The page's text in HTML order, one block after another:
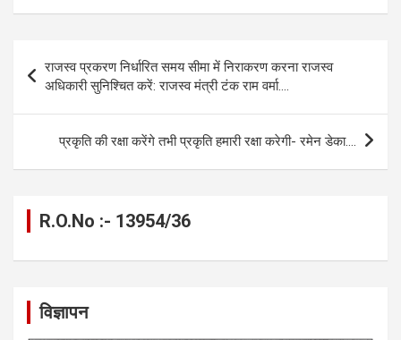
ce
o
o
k
se
g
er
at
s
A
p
p
e
gr
a
m
ail py
n
k
ar
navigation
राजस्व प्रकरण निर्धारित समय सीमा में निराकरण करना राजस्व
अधिकारी सुनिश्चित करें: राजस्व मंत्री टंक राम वर्मा….
प्रकृति की रक्षा करेंगे तभी प्रकृति हमारी रक्षा करेगी- रमेन डेका….
R.O.No :- 13954/36
विज्ञापन